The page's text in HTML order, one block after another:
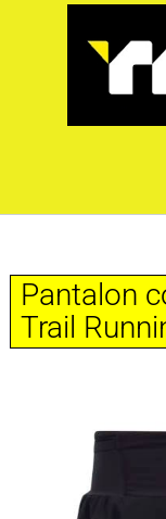
Pantalon
Trail